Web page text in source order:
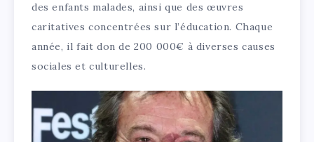
des enfants malades, ainsi que des œuvres
caritatives concentrées sur l’éducation. Chaque
année, il fait don de 200 000€ à diverses causes
sociales et culturelles.